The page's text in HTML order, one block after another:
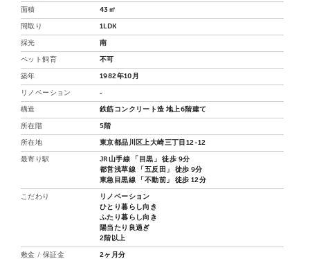
面積 43㎡
間取り 1LDK
採光 南
ペット飼育 不可
築年 1982年10月
リノベーション ‐
構造 鉄筋コンクリート造 地上6階建て
所在階 5階
所在地 東京都品川区上大崎三丁目12-12
最寄り駅
JR山手線 「目黒」 徒歩 9分
都営浅草線 「五反田」 徒歩 9分
東急目黒線 「不動前」 徒歩 12分
こだわり
リノベーション
ひとり暮らし向き
ふたり暮らし向き
陽当たり良過ぎ
2階以上
敷金 / 保証金 2ヶ月分